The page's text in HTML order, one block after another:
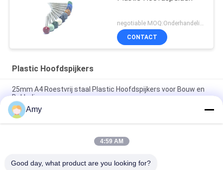
CONTACT
Plastic Hoofdspijkers
25mm A4 Roestvrij staal Plastic Hoofdspijkers voor Bouw en
Bekleding
50mm X 2.65mm de Ringvormige Ring Shank Plastic Cap
Roofing-Rang van het Spijkersroestvrije staal A4
OEM 65mm Plastic Hoofdspijkers, Buitenbouw en de
Amy
4:59 AM
Good day, what product are you looking for?